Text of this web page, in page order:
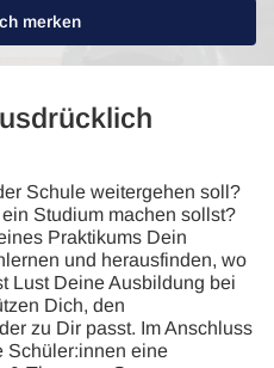
merken
Schule weitergehen soll?
Studium machen sollst?
Praktikums Dein
und herausfinden, wo
Lust Deine Ausbildung bei
Dich, den
zu Dir passt. Im Anschluss
Schüler:innen eine